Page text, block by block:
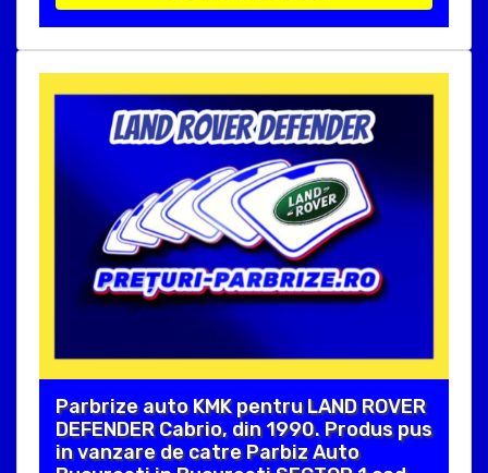
Parbrize auto KMK pentru LAND ROVER
DEFENDER Cabrio, din 1990. Produs pus
in vanzare de catre Parbiz Auto